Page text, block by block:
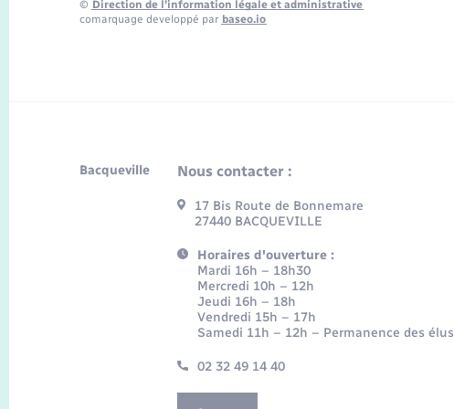
© Direction de l’information légale et administrative
comarquage developpé par baseo.io
Bacqueville Nous contacter :
17 Bis Route de Bonnemare
27440 BACQUEVILLE
Horaires d'ouverture :
Mardi 16h – 18h30
Mercredi 10h – 12h
Jeudi 16h – 18h
Vendredi 15h – 17h
Samedi 11h – 12h – Permanence des élus
02 32 49 14 40